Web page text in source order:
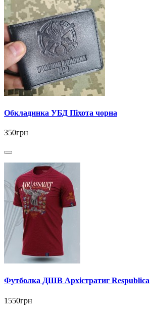
Обкладинка УБД Піхота чорна
350грн
Футболка ДШВ Архістратиг Respublica
1550грн